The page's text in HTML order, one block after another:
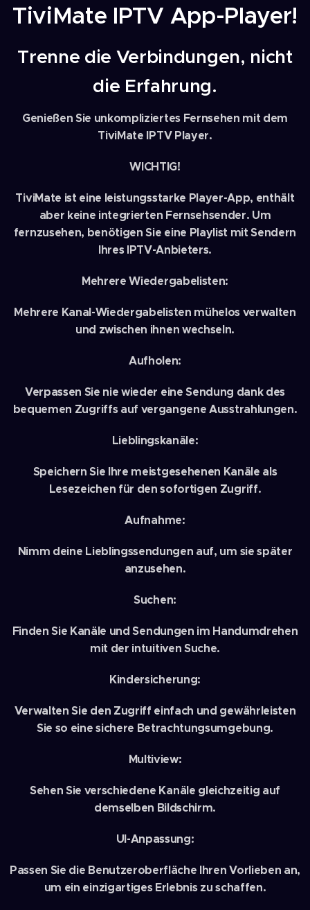
TiviMate IPTV App-Player!
Trenne die Verbindungen, nicht
die Erfahrung.
Genießen Sie unkompliziertes Fernsehen mit dem
TiviMate IPTV Player.
WICHTIG!
TiviMate ist eine leistungsstarke Player-App, enthält
aber keine integrierten Fernsehsender. Um
fernzusehen, benötigen Sie eine Playlist mit Sendern
Ihres IPTV-Anbieters.
Mehrere Wiedergabelisten:
Mehrere Kanal-Wiedergabelisten mühelos verwalten
und zwischen ihnen wechseln.
Aufholen:
Verpassen Sie nie wieder eine Sendung dank des
bequemen Zugriffs auf vergangene Ausstrahlungen.
Lieblingskanäle:
Speichern Sie Ihre meistgesehenen Kanäle als
Lesezeichen für den sofortigen Zugriff.
Aufnahme:
Nimm deine Lieblingssendungen auf, um sie später
anzusehen.
Suchen:
Finden Sie Kanäle und Sendungen im Handumdrehen
mit der intuitiven Suche.
Kindersicherung:
Verwalten Sie den Zugriff einfach und gewährleisten
Sie so eine sichere Betrachtungsumgebung.
Multiview:
Sehen Sie verschiedene Kanäle gleichzeitig auf
demselben Bildschirm.
UI-Anpassung:
Passen Sie die Benutzeroberfläche Ihren Vorlieben an,
um ein einzigartiges Erlebnis zu schaffen.